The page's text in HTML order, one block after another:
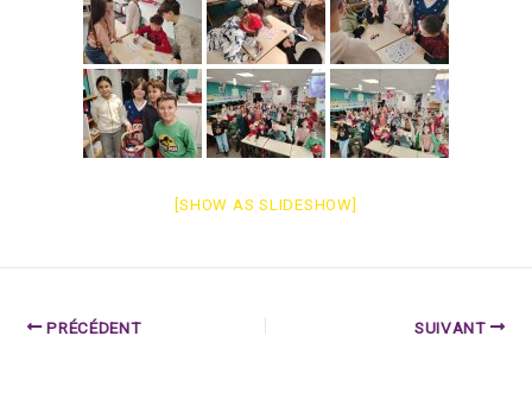
[SHOW AS SLIDESHOW]
PRÉCÉDENT SUIVANT